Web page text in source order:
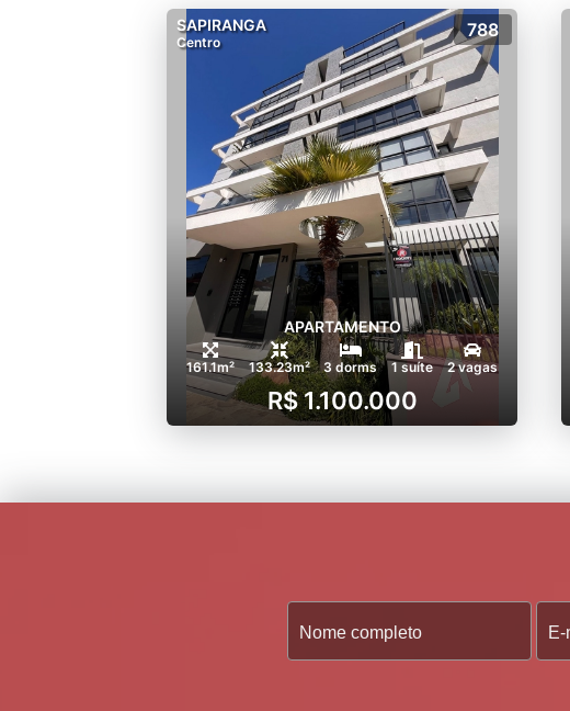
SAPIRANGA
Centro
788
APARTAMENTO
161.1m² 133.23m² 3 dorms 1 suíte 2 vagas
R$ 1.100.000